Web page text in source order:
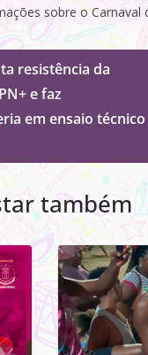
sobre o Carnaval
resistência da
e faz
em ensaio técnico
também